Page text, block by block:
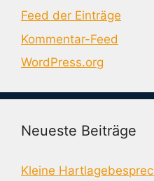
Feed der Einträge
Kommentar-Feed
WordPress.org
Neueste Beiträge
Kleine